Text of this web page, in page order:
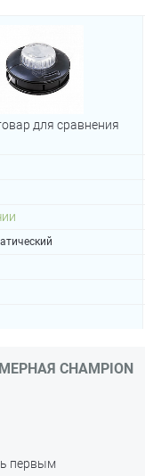
для сравнения
CHAMPION
первым